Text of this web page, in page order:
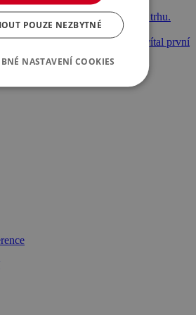
V PRAZE
2026 potvrdilo své místo na trhu.
davy odborníků
Prague 2026 přivítal první
POUZE NEZBYTNÉ
NASTAVENÍ COOKIES